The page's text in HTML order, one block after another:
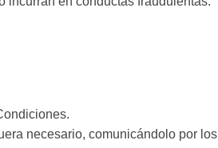
necesario, comunicándolo por los